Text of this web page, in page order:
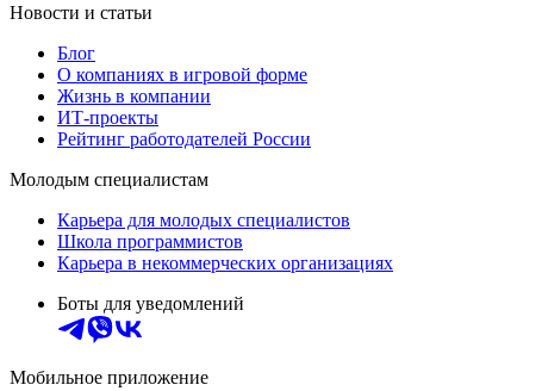
Новости и статьи
Блог
О компаниях в игровой форме
Жизнь в компании
ИТ-проекты
Рейтинг работодателей России
Молодым специалистам
Карьера для молодых специалистов
Школа программистов
Карьера в некоммерческих организациях
Боты для уведомлений
Мобильное приложение